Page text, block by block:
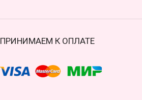
ПРИНИМАЕМ К ОПЛАТЕ